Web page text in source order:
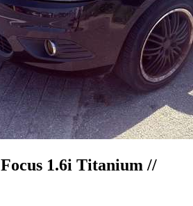
Focus 1.6i Titanium //